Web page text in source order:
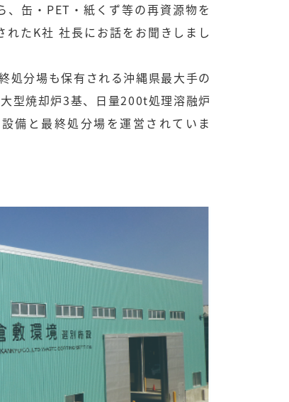
缶・PET・紙くず等の再資源物を
たK社 社長にお話をお聞きしまし
処分場も保有される沖縄県最大手の
型焼却炉3基、日量200t処理溶融炉
備と最終処分場を運営されていま